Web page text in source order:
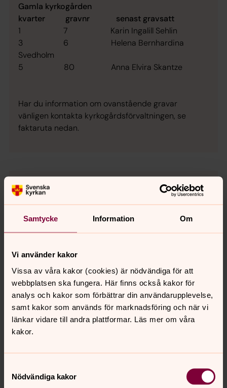
Samtycke Information Om
Vi använder kakor
Vissa av våra kakor (cookies) är nödvändiga för att
webbplatsen ska fungera. Här finns också kakor för
analys och kakor som förbättrar din användarupplevelse,
samt kakor som används för marknadsföring och när vi
länkar vidare till andra plattformar. Läs mer om våra
kakor.
Nödvändiga kakor
Gamla kyrkogården
kvarter gravnr senast gravsatt
1 7 Karin Ingalill Sehlin
3 6 Helena Bernhardina
Svedholm
5 80 Anna Elvira Skantze
Har du information om ovanstående gravar
vänligen kontakta kyrkogårdsförvaltningen, se
faktaruta nedan.
Återlämnade gravar
Kungsbacka pastorat och därigenom upphör
gravrätten enligt 7 kap. 19 § i begravningslagen.
Gamla kyrkogården
kvarter gravnr. senast gravsatt
5 65 Stina Skantze
Hanhals Övre kyrkogård
kvarter gravnr. senast gravsatt
3 30 John Andersson
3 31 Henry Strandberg